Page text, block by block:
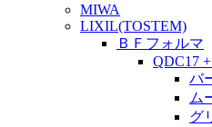
MIWA
LIXIL(TOSTEM)
ＢＦフォルマ
QDC17
バ
ム
グ